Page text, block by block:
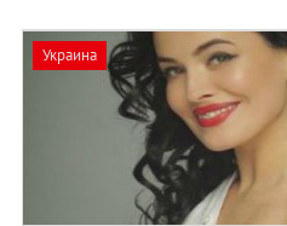
Украина